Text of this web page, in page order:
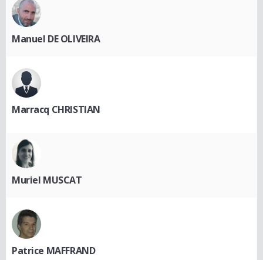
Manuel DE OLIVEIRA
Marracq CHRISTIAN
Muriel MUSCAT
Patrice MAFFRAND